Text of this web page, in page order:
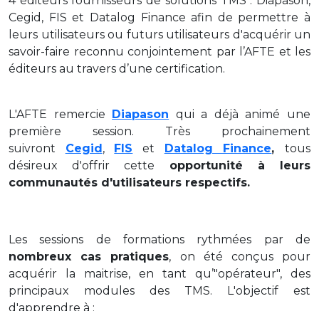
Cegid, FIS et Datalog Finance afin de permettre à
leurs utilisateurs ou futurs utilisateurs d'acquérir un
savoir-faire reconnu conjointement par l’AFTE et les
éditeurs au travers d’une certification.
L'AFTE remercie Diapason qui a déjà animé une
première session. Très prochainement
suivront Cegid, FIS et Datalog Finance,tous
désireux d'offrir cette opportunité à leurs
communautés d'utilisateurs respectifs.
Les sessions de formations rythmées par de
nombreux cas pratiques, on été conçus pour
acquérir la maitrise, en tant qu’"opérateur", des
principaux modules des TMS. L'objectif est
d'apprendre à :